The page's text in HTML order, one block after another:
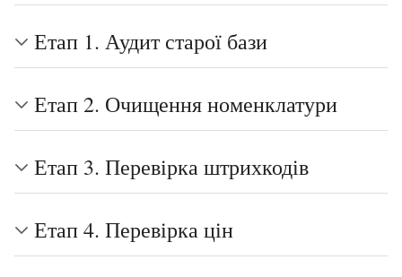
Етап 1. Аудит старої бази
Етап 2. Очищення номенклатури
Етап 3. Перевірка штрихкодів
Етап 4. Перевірка цін